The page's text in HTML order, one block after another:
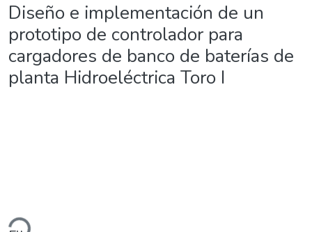
Diseño e implementación de un
prototipo de controlador para
cargadores de banco de baterías de
planta Hidroeléctrica Toro I